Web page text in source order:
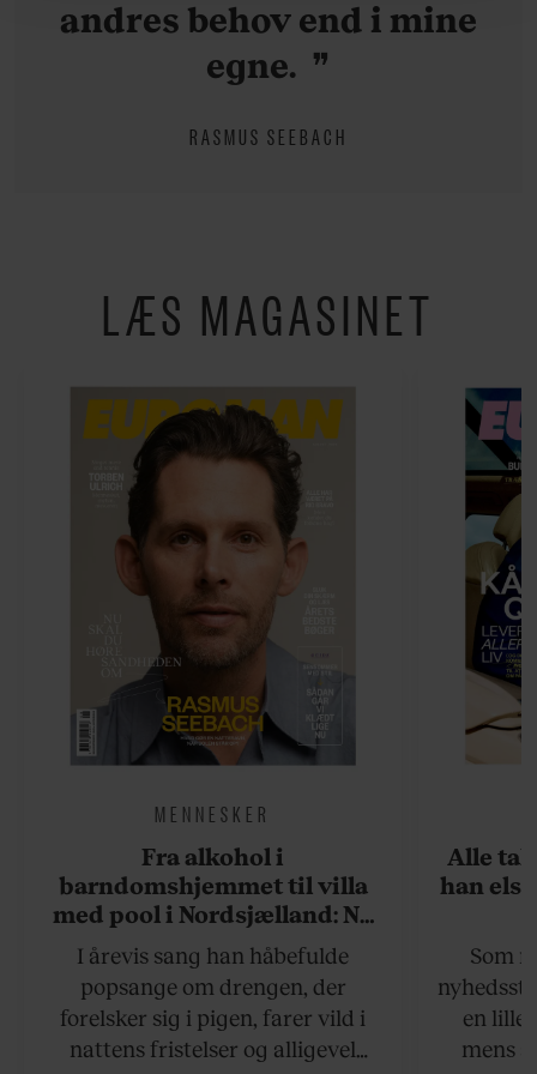
hermed i både voresprivatlivspolitikogcookiepolitik
andres behov end i mine
egne.
RASMUS SEEBACH
LÆS MAGASINET
MENNESKER
Fra alkohol i
barndomshjemmet til villa
med pool i Nordsjælland: Nu
skal du høre sandheden om
Rasmus Seebach
I årevis sang han håbefulde
popsange om drengen, der
forelsker sig i pigen, farer vild i
nattens fristelser og alligevel
Alle
han
Som
en lille
mens